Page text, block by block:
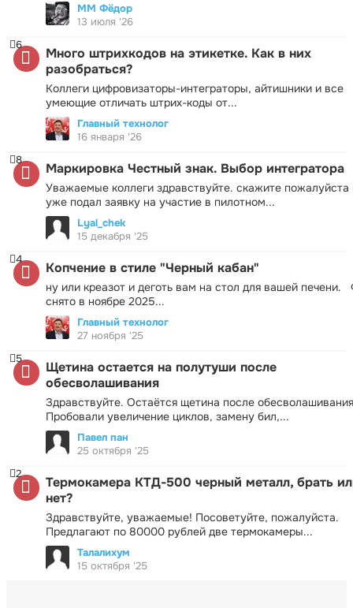
ММ Фёдор
13 июля '26
Много штрихкодов на этикетке. Как в них
разобраться?
Коллеги цифровизаторы-интеграторы, айтишники и все
умеющие отличать штрих-коды от...
6
Главный технолог
16 января '26
Маркировка Честный знак. Выбор интегратора
Уважаемые коллеги здравствуйте. скажите пожалуйста
уже подал заявку на участие в пилотном...
8
Lyal_chek
15 декабря '25
Копчение в стиле "Черный кабан"
ну или креазот и деготь вам на стол для вашей печени.
снято в ноябре 2025...
4
Главный технолог
27 ноября '25
Щетина остается на полутуши после
обесволашивания
Здравствуйте. Остаётся щетина после
Пробовали увеличение циклов, замену бил,...
5
Павел пан
25 октября '25
Термокамера КТД-500 черный металл, брать
нет?
Здравствуйте, уважаемые! Посоветуйте, пожалуйста.
Предлагают по 80000 рублей две термокамеры...
2
Талалихум
15 октября '25